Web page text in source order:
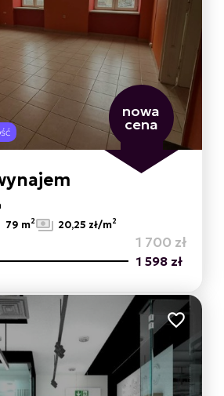
nowa
cena
79 m2 20,25 zł/m2
1 700 zł
1 598 zł
Dodaj do